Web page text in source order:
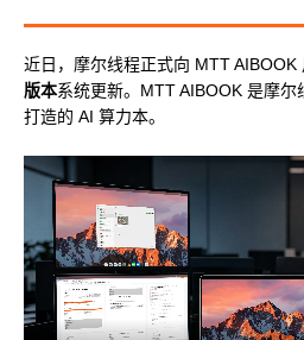
MTT AICUBE
智娱摩方
MTT E300
MTT S5000
MTT S4000
MTT S3000
MTT S2000
MTT S80
MTT S70
驱动程序
MUSA SDK
Moore Perf System
MUSA Deploy
MUSACODE
摩笔马良
AI 语音
DigitalME 数字人
AI Reality
AI 推理
云电脑
工业设计与制造
广播与专业音视频
视频会议
近日，摩尔线程正式向 MTT AIBOOK
版本系统更新。MTT AIBOOK 是摩尔
打造的 AI 算力本。